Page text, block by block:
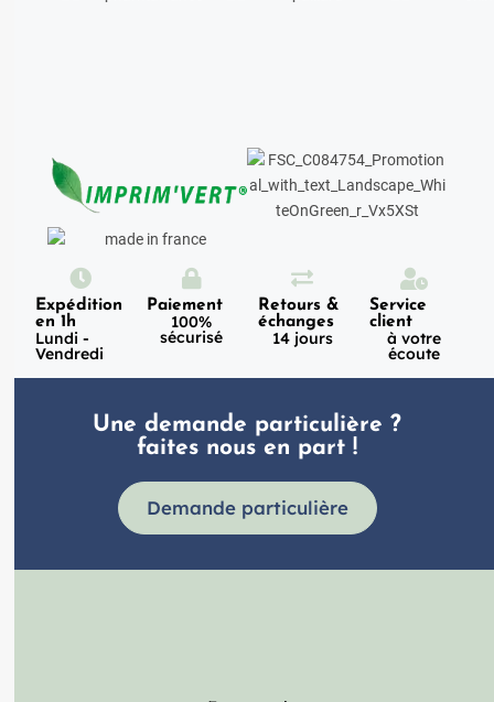
Expédition
en 1h
Lundi -
Vendredi
Paiement
100%
sécurisé
Retours &
échanges
14 jours
Service
client
à votre
écoute
Une demande particulière ?
faites nous en part !
Demande particulière